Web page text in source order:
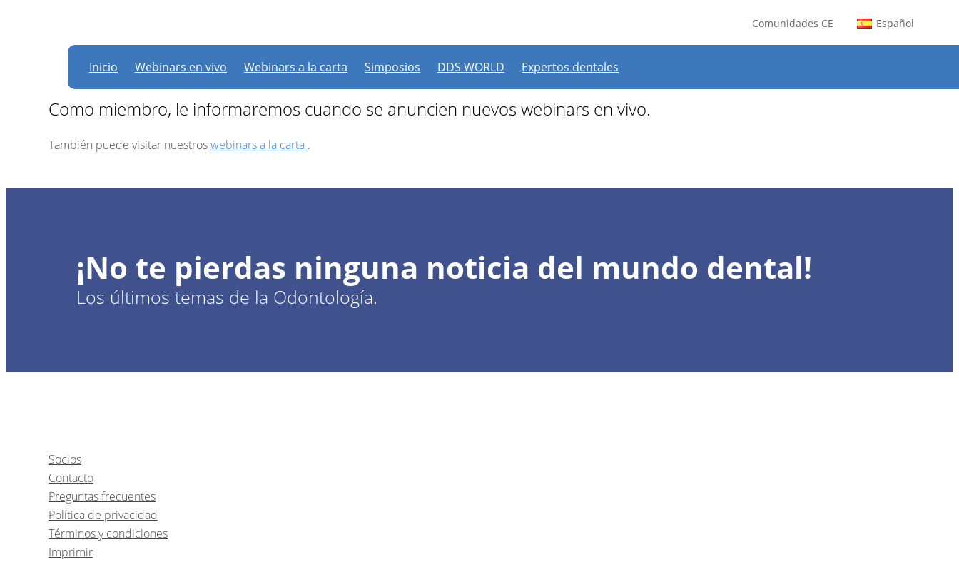
Comunidades CE Español
Inicio Webinars en vivo Webinars a la carta Simposios DDS WORLD Expertos dentales
Actualmente, no hay más webinars programados para agosto.
Como miembro, le informaremos cuando se anuncien nuevos webinars en vivo.
También puede visitar nuestroswebinars a la carta .
¡No te pierdas ninguna noticia del mundo dental!
Los últimos temas de la Odontología.
Socios
Contacto
Preguntas frecuentes
Política de privacidad
Términos y condiciones
Imprimir